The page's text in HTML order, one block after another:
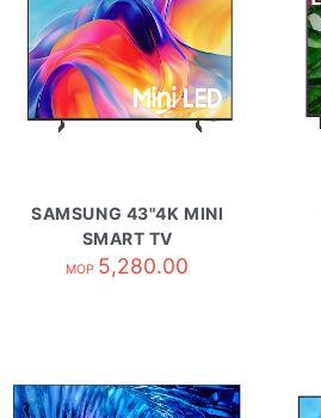
SAMSUNG 43"4K MINI
SMART TV
UA43M70HAJXZK
MOP 5,280.00